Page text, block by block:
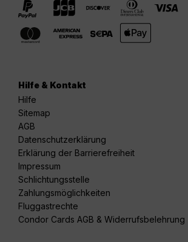
Hilfe & Kontakt
Hilfe
Sitemap
AGB
Datenschutzerklärung
Erklärung der Barrierefreiheit
Impressum
Schlichtungsstelle
Zahlungsmöglichkeiten
Fluggastrechte
Condor Cards AGB & Widerrufsbelehrung